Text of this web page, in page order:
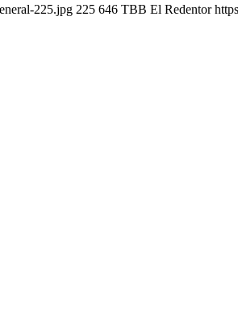
225.jpg 225 646 TBB El Redentor